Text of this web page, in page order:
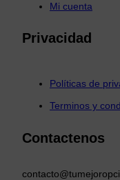
Mi cuenta
Privacidad
Políticas de
Terminos y
Contactenos